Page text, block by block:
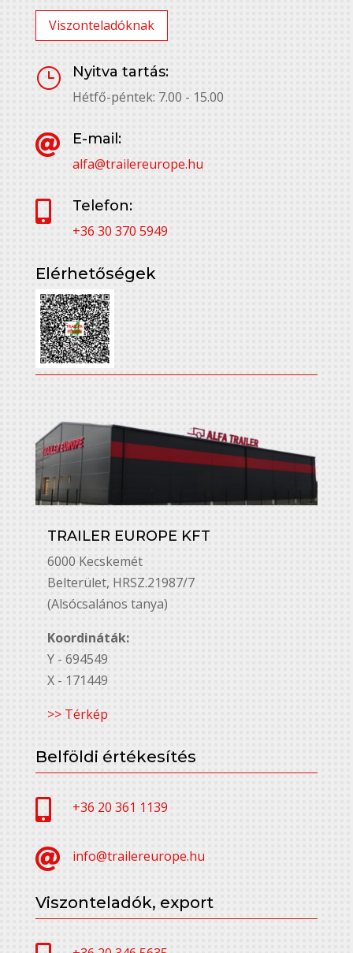
Viszonteladóknak
}
Nyitva tartás:
Hétfő-péntek: 7.00 - 15.00

E-mail:
alfa@trailereurope.hu

Telefon:
+36 30 370 5949
Elérhetőségek
TRAILER EUROPE KFT
6000 Kecskemét
Belterület, HRSZ.21987/7
(Alsócsalános tanya)
Koordináták:
Y - 694549
X - 171449
>> Térkép
Belföldi értékesítés
 +36 20 361 1139
 info@trailereurope.hu
Viszonteladók, export